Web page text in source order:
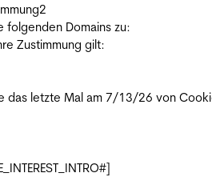
2
folgenden Domains zu:
Zustimmung gilt:
das letzte Mal am 7/13/26 von